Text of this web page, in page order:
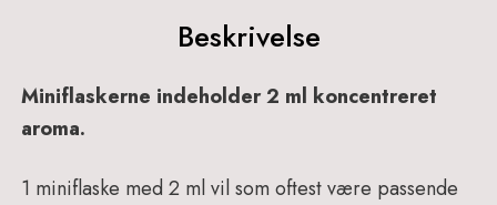
Beskrivelse
Miniflaskerne indeholder 2 ml koncentreret
aroma.
1 miniflaske med 2 ml vil som oftest være passende